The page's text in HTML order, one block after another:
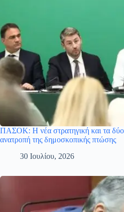
ΠΑΣΟΚ: Η νέα στρατηγική και τα δύο
ανατροπή της δημοσκοπικής πτώσης
30 Ιουλίου, 2026